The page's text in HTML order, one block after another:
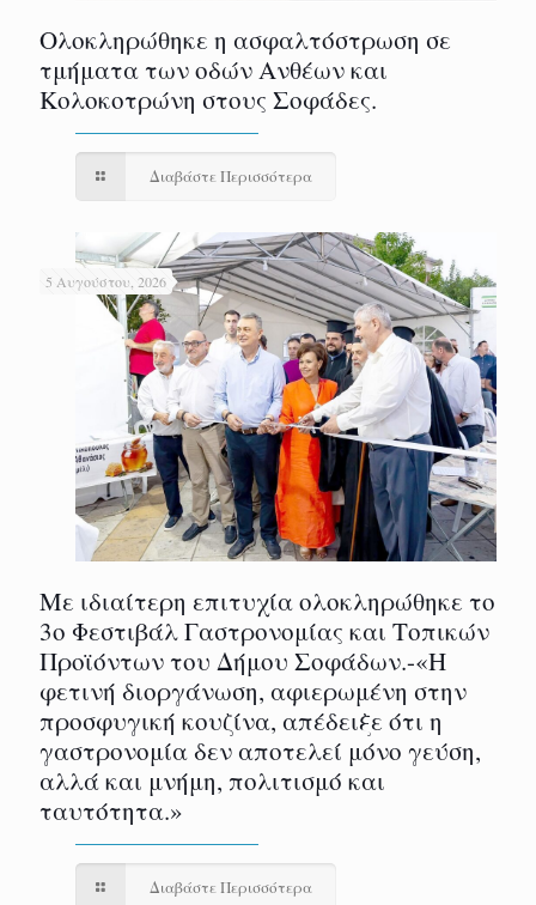
Ολοκληρώθηκε η ασφαλτόστρωση σε
τμήματα των οδών Ανθέων και
Κολοκοτρώνη στους Σοφάδες.
Διαβάστε Περισσότερα
5 Αυγούστου, 2026
Με ιδιαίτερη επιτυχία ολοκληρώθηκε το
3ο Φεστιβάλ Γαστρονομίας και Τοπικών
Προϊόντων του Δήμου Σοφάδων.-«Η
φετινή διοργάνωση, αφιερωμένη στην
προσφυγική κουζίνα, απέδειξε ότι η
γαστρονομία δεν αποτελεί μόνο γεύση,
αλλά και μνήμη, πολιτισμό και
ταυτότητα.»
Διαβάστε Περισσότερα